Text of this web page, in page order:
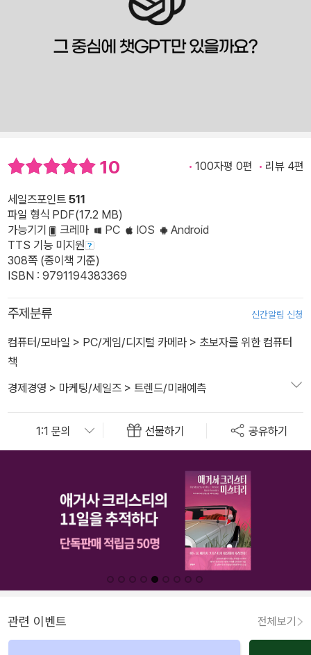
10 100자평 0편 리뷰 4편
세일즈포인트 511
파일 형식 PDF(17.2 MB)
가능기기
크레마 PC IOS
Android
TTS 기능 미지원
308쪽 (종이책 기준)
ISBN : 9791194383369
주제분류 신간알림 신청
컴퓨터/모바일 > PC/게임/디지털 카메라 > 초보자를 위한 컴퓨터
책
경제경영 > 마케팅/세일즈 > 트렌드/미래예측
선물하기 공유하기
관련 이벤트 전체보기